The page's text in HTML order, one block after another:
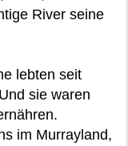
River seine
lebten seit
sie waren
im Murrayland,